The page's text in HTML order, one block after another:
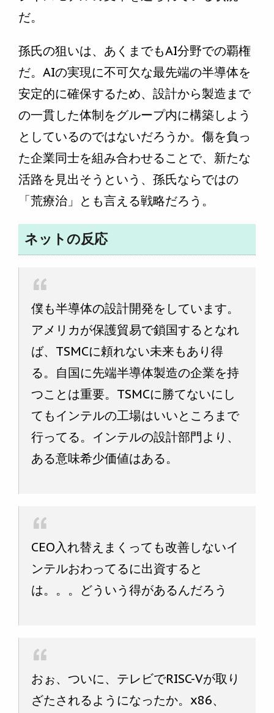
だ。
孫氏の狙いは、あくまでもAI分野での覇権
だ。AIの実現に不可欠な最先端の半導体を
安定的に確保するため、設計から製造まで
の一貫した体制をグループ内に構築しよう
としているのではないだろうか。傷を負っ
た企業同士を組み合わせることで、新たな
活路を見出そうという、孫氏ならではの
「荒療治」とも言える戦略だろう。
ネットの反応
僕も半導体の設計開発をしています。
アメリカが保護貿易で鎖国するとなれ
ば、TSMCに頼れない未来もあり得
る。自国に先端半導体製造の企業を持
つことは重要。TSMCに勝てないにし
てもインテルの工場はいいところまで
行ってる。インテルの設計部門より、
ある意味希少価値はある。
CEO入れ替えまくっても改善しないイ
ンテルおわってるに出資すると
は。。。どういう得があるんだろう
おぉ、ついに、テレビでRISC-Vが取り
ざたされるようになったか。x86、